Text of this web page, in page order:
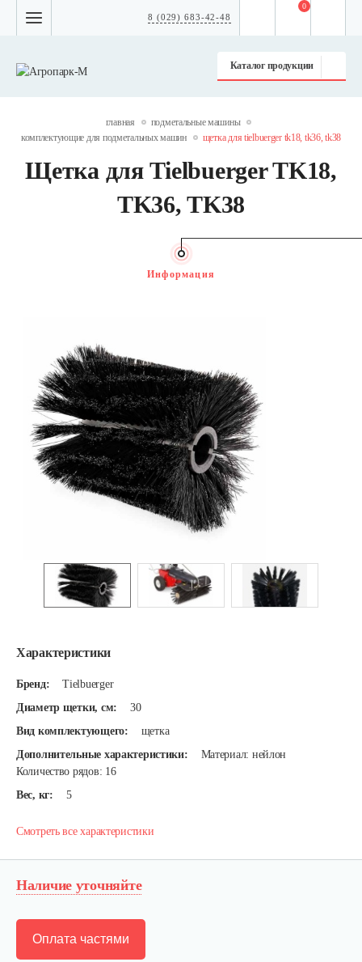
8 (029) 683-42-48
Каталог продукции
0
главная
подметальные машины
комплектующие для подметальных машин
щетка для tielbuerger tk18, tk36, tk38
Щетка для Tielbuerger TK18,
TK36, TK38
Характеристики
Бренд:
Tielbuerger
Диаметр щетки, см:
30
Вид комплектующего:
щетка
Дополнительные характеристики:
Материал: нейлон
Количество рядов: 16
Вес, кг:
5
Смотреть все характеристики
Информация
Наличие уточняйте
Оплата частями